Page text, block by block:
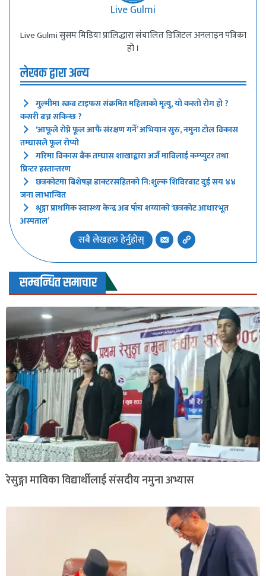
Live Gulmi
Live Gulmi सुसम मिडिया प्रालिद्धारा संचालित डिजिटल अनलाइन पत्रिका
हो ।
लेखक द्वारा अन्य
गुल्मीमा स्क्रब टाइफस संक्रमित महिलाको मृत्यु, यो कस्तो रोग हो ?
कसरी बच्न सकिन्छ ?
‘आफूले रोप्ने फूल आफैं संरक्षण गर्ने’ अभियान सुरु, नमुना टोल विकास
तम्घासले फूल रोप्यो
गरिमा विकास बैंक तम्घास शाखाद्वारा अर्जै माविलाई कम्प्युटर तथा
प्रिन्टर हस्तान्तरण
छत्रकोटमा बिशेषज्ञ डाक्टरसहितको नि:शुल्क शिविरबाट दुई सय ४४
जना लाभान्वित
श्रृङ्गा प्राथमिक स्वास्थ्य केन्द्र अब पाँच शय्याको ‘छत्रकोट आधारभूत
अस्पताल’
सबै लेखहरु हेर्नुहोस्
सम्बन्धित समाचार
रेसुङ्गा माविका विद्यार्थीलाई संसदीय नमुना अभ्यास